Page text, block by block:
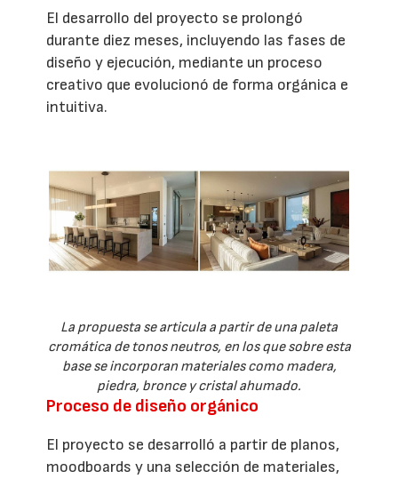
El desarrollo del proyecto se prolongó
durante diez meses, incluyendo las fases de
diseño y ejecución, mediante un proceso
creativo que evolucionó de forma orgánica e
intuitiva.
La propuesta se articula a partir de una paleta
cromática de tonos neutros, en los que sobre esta
base se incorporan materiales como madera,
piedra, bronce y cristal ahumado.
Proceso de diseño orgánico
El proyecto se desarrolló a partir de planos,
moodboards y una selección de materiales,